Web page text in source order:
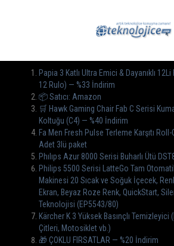
Papia 3 Katlı Ultra Emici & Dayanıklı 12Li
12 Rulo) — %33 İndirim
📦 Satıcı: Amazon
🛒 Hawk Gaming Chair Fab C Serisi
Koltuğu (C4) — %40 İndirim
Fa Men Fresh Pulse Terleme Karşıtı Roll-
Adet 3lü paket
Phılıps Azur 8000 Serisi Buharlı Ütü
Philips 5500 Serisi LatteGo Tam
Makinesi 20 Sıcak ve Soğuk İçecek,
Ekran, Beyaz Roze Renk, QuickStart,
Teknolojisi (EP5543/80)
Kärcher K 3 Yüksek Basınçlı Temizleyici
Çitleri, Motosiklet vb.)
🎁 ÇOKLU FIRSATLAR — %20 İndirim